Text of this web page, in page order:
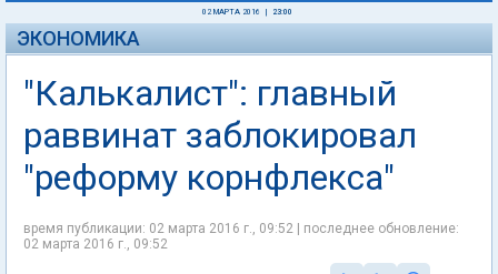
02 МАРТА 2016 23:00
ЭКОНОМИКА
"Калькалист": главный
раввинат заблокировал
"реформу корнфлекса"
время публикации: 02 марта 2016 г., 09:52 | последнее обновление:
02 марта 2016 г., 09:52